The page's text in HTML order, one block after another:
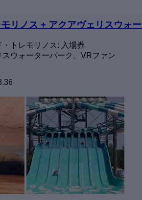
リノス + アクアヴェリスウォ
・トレモリノス: 入場券
スウォーターパーク、VRファン